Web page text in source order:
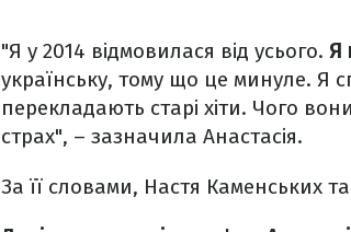
"Я у 2014 відмовилася від усього. Я
українську, тому що це минуле. Я
перекладають старі хіти. Чого
страх", – зазначила Анастасія.
За її словами, Настя Каменських